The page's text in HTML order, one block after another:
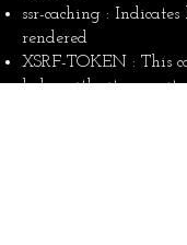
ssr-caching :
rendered
XSRF-TOKEN : This
help with site